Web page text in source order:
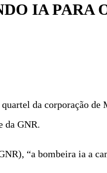
IA PARA
da corporação de
da GNR.
“a bombeira ia a